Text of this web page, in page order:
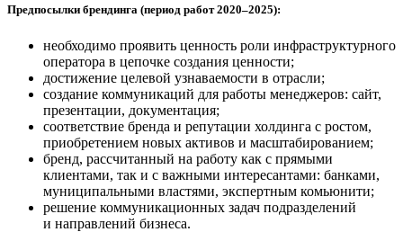
Предпосылки брендинга (период работ 2020–2025):
необходимо проявить ценность роли инфраструктурного
оператора в цепочке создания ценности;
достижение целевой узнаваемости в отрасли;
создание коммуникаций для работы менеджеров: сайт,
презентации, документация;
соответствие бренда и репутации холдинга с ростом,
приобретением новых активов и масштабированием;
бренд, рассчитанный на работу как с прямыми
клиентами, так и с важными интересантами: банками,
муниципальными властями, экспертным комьюнити;
решение коммуникационных задач подразделений
и направлений бизнеса.